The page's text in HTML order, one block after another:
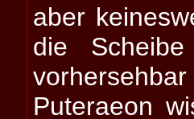
aber
die
Puteraeon